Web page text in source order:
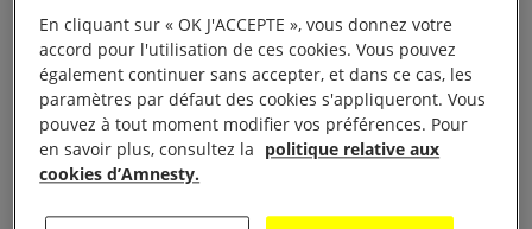
guerre enSyrie.
Agir :Aucun article sélectionné.
En conséquence, nous avons entamé un réexamen
de notre politique générale quant à l’utilisation du
terme « prisonnier/prisonnière d’opinion ». Dans un
En cliquant sur « OK J'ACCEPTE », vous donnez votre
accord pour l'utilisation de ces cookies. Vous pouvez
également continuer sans accepter, et dans ce cas, les
paramètres par défaut des cookies s'appliqueront. Vous
pouvez à tout moment modifier vos préférences. Pour
en savoir plus, consultez la politique relative aux
cookies d’Amnesty.